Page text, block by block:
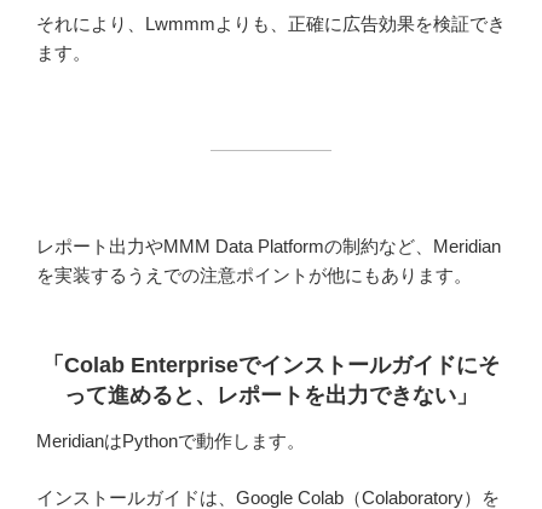
それにより、Lwmmmよりも、正確に広告効果を検証でき
ます。
レポート出力やMMM Data Platformの制約など、Meridian
を実装するうえでの注意ポイントが他にもあります。
「Colab Enterpriseでインストールガイドにそ
って進めると、レポートを出力できない 」
MeridianはPythonで動作します。
インストールガイドは、Google Colab（Colaboratory）を